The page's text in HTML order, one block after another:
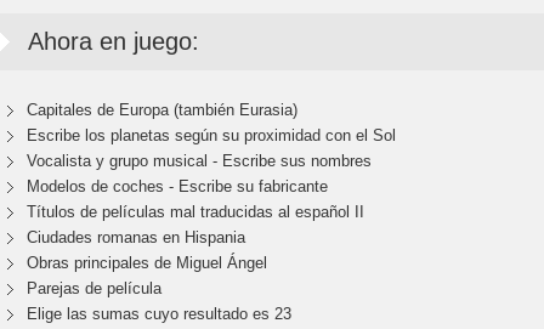
Ahora en juego:
Capitales de Europa (también Eurasia)
Escribe los planetas según su proximidad con el Sol
Vocalista y grupo musical - Escribe sus nombres
Modelos de coches - Escribe su fabricante
Títulos de películas mal traducidas al español II
Ciudades romanas en Hispania
Obras principales de Miguel Ángel
Parejas de película
Elige las sumas cuyo resultado es 23